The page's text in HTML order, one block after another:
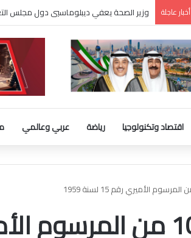
أخبار عاجلة بالصور: المجلس الوطني للثقافة يطلق
اقتصاد وتكنولوجيا رياضة عربي وعالمي